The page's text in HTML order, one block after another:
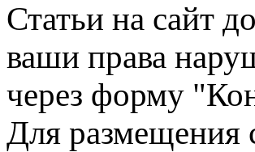
Статьи на сайт
ваши права
через форму
Для размещения